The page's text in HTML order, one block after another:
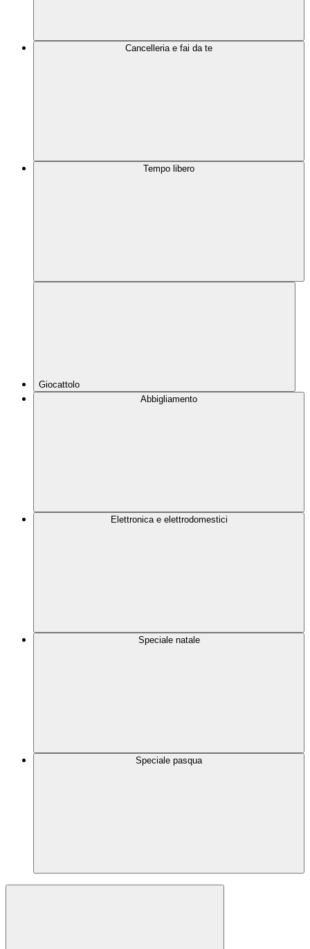
Cancelleria e fai da te
Tempo libero
Giocattolo
Abbigliamento
Elettronica e elettrodomestici
Speciale natale
Speciale pasqua